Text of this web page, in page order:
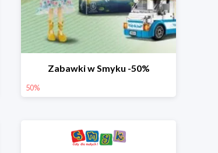
Zabawki w Smyku -50%
50%